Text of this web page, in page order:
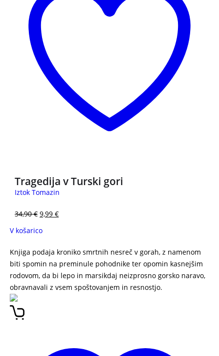
Tragedija v Turski gori
Iztok Tomazin
34,90€ 9,99 €
V košarico
Knjiga podaja kroniko smrtnih nesreč v gorah, z namenom
biti spomin na preminule pohodnike ter opomin kasnejšim
rodovom, da bi lepo in marsikdaj neizprosno gorsko naravo,
obravnavali z vsem spoštovanjem in resnostjo.